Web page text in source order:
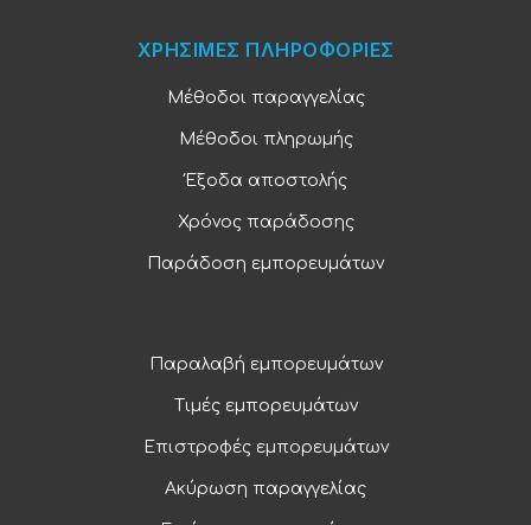
ΧΡΗΣΙΜΕΣ ΠΛΗΡΟΦΟΡΙΕΣ
Μέθοδοι παραγγελίας
Μέθοδοι πληρωμής
Έξοδα αποστολής
Χρόνος παράδοσης
Παράδοση εμπορευμάτων
Παραλαβή εμπορευμάτων
Τιμές εμπορευμάτων
Επιστροφές εμπορευμάτων
Ακύρωση παραγγελίας